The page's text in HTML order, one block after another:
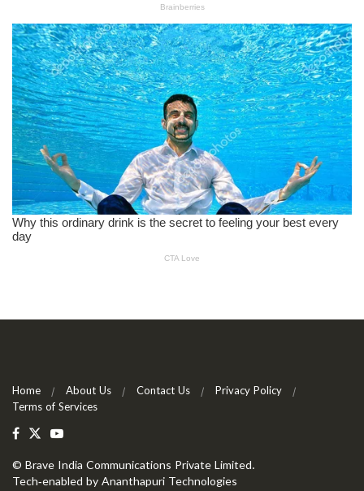
Home About Us Contact Us
Privacy Policy
Terms of Services
© Brave India Communications Private Limited.
Tech-enabled by Ananthapuri Technologies